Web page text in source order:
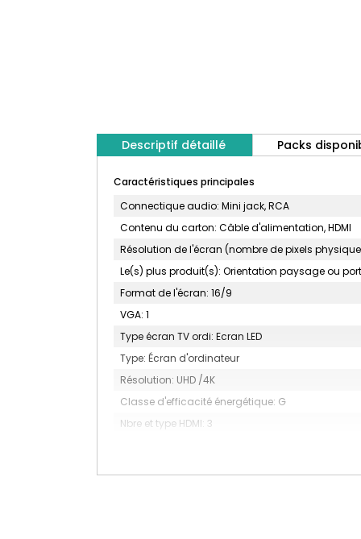
Descriptif détaillé Packs
Caractéristiques principales
Connectique audio: Mini jack, RCA
Contenu du carton: Câble d'alimentation, HDMI
Résolution de l'écran (nombre de pixels
Le(s) plus produit(s): Orientation paysage ou
Format de l'écran: 16/9
VGA: 1
Type écran TV ordi: Ecran LED
Type: Écran d'ordinateur
Résolution: UHD /4K
Classe d'efficacité énergétique: G
Nbre et type HDMI: 3